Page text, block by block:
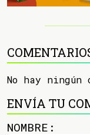
No hay ningún
ENVÍA TU
NOMBRE: